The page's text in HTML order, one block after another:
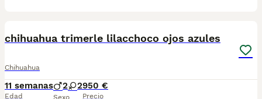
chihuahua trimerle lilacchoco ojos azules
Chihuahua
11 semanas
Edad
2 2
Sexo
950 €
Precio